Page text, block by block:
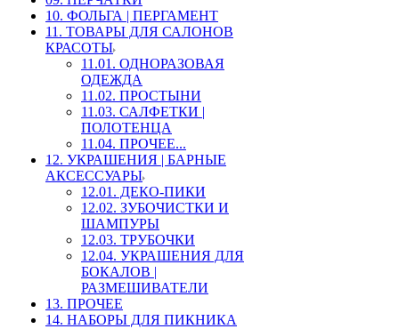
10. ФОЛЬГА | ПЕРГАМЕНТ
11. ТОВАРЫ ДЛЯ САЛОНОВ
КРАСОТЫ
11.01. ОДНОРАЗОВАЯ
ОДЕЖДА
11.02. ПРОСТЫНИ
11.03. САЛФЕТКИ |
ПОЛОТЕНЦА
11.04. ПРОЧЕЕ...
12. УКРАШЕНИЯ | БАРНЫЕ
АКСЕССУАРЫ
12.01. ДЕКО-ПИКИ
12.02. ЗУБОЧИСТКИ И
ШАМПУРЫ
12.03. ТРУБОЧКИ
12.04. УКРАШЕНИЯ ДЛЯ
БОКАЛОВ |
РАЗМЕШИВАТЕЛИ
13. ПРОЧЕЕ
14. НАБОРЫ ДЛЯ ПИКНИКА